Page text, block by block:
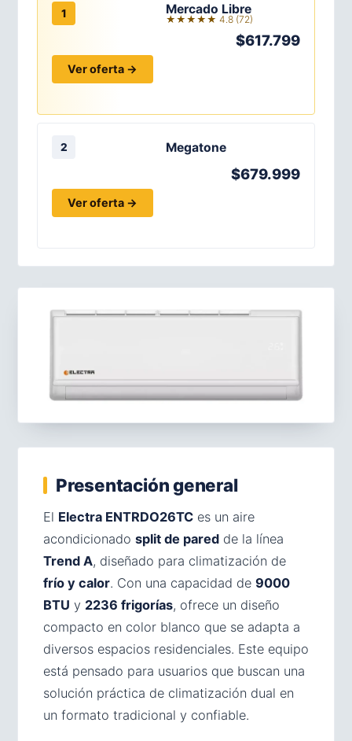
1 Mercado Libre
★★★★★ 4.8 (72)
$617.799
Ver oferta →
2 Megatone
$679.999
Ver oferta →
Presentación general
El Electra ENTRDO26TC es un aire
acondicionado split de pared de la línea
Trend A, diseñado para climatización de
frío y calor. Con una capacidad de 9000
BTU y 2236 frigorías, ofrece un diseño
compacto en color blanco que se adapta a
diversos espacios residenciales. Este equipo
está pensado para usuarios que buscan una
solución práctica de climatización dual en
un formato tradicional y confiable.